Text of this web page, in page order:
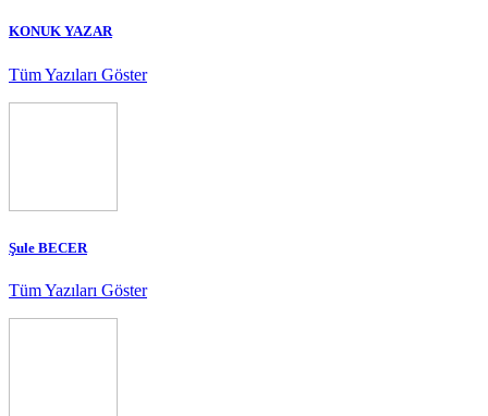
KONUK YAZAR
Tüm Yazıları Göster
Şule BECER
Tüm Yazıları Göster